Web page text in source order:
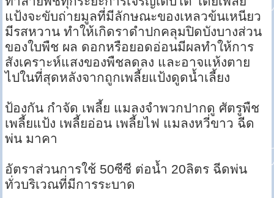
แป้งจะขับถ่ายมูลที่มีลักษณะของเหลวข้นเหนียว
มีรสหวาน ทำให้เกิดราดำปกคลุมปิดบังบางส่วน
ของใบพืช ผล ดอกหรือยอดอ่อนมีผลทำให้การ
สังเคราะห์แสงของพืชลดลง และอาจแห้งตาย
ไปในที่สุดหลังจากถูกเพลี้ยแป้งดูดน้ำเลี้ยง
ป้องกัน กำจัด เพลี้ย แมลงจำพวกปากดู ศัตรูพืช
เพลี้ยแป้ง เพลี้ยอ่อน เพลี้ยไฟ แมลงหวี่ขาว ฉีด
พ่น มาคา
อัตราส่วนการใช้ 50ซีซี ต่อน้ำ 20ลิตร ฉีดพ่น
ทั่วบริเวณที่มีการระบาด